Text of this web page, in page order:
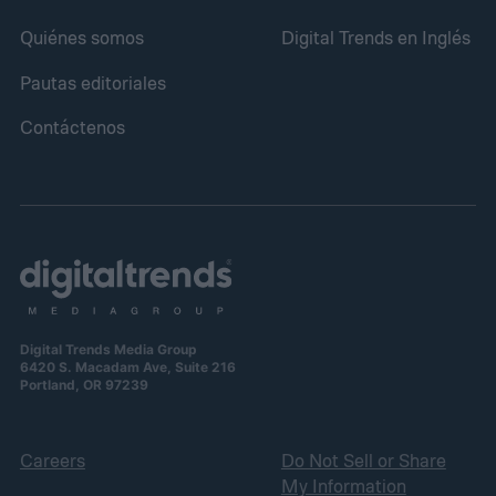
Quiénes somos
Pautas editoriales
Contáctenos
Digital Trends en Inglés
Digital Trends Media Group
6420 S. Macadam Ave, Suite 216
Portland, OR 97239
Careers
Do Not Sell or Share
My Information